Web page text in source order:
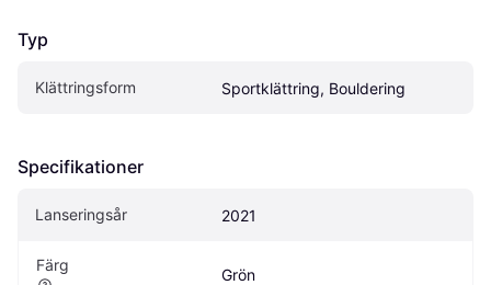
Typ
Klättringsform Sportklättring, Bouldering
Specifikationer
Lanseringsår 2021
Färg
Grön